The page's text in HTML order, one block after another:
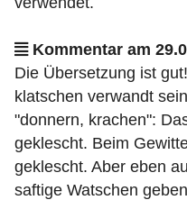
Kommentar am
Die Übersetzung ist
klatschen verwandt
"donnern, krachen":
geklescht. Beim
geklescht. Aber eben
saftige Watschen